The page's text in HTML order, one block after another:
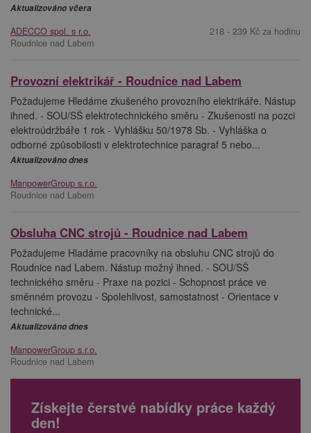
Aktualizováno včera
ADECCO spol. s r.o.
Roudnice nad Labem
218 - 239 Kč za hodinu
Provozní elektrikář - Roudnice nad Labem
Požadujeme Hledáme zkušeného provozního elektrikáře. Nástup
ihned. - SOU/SŠ elektrotechnického směru - Zkušenosti na pozci
elektroúdržbáře 1 rok - Vyhlášku 50/1978 Sb. - Vyhláška o
odborné způsobilosti v elektrotechnice paragraf 5 nebo...
Aktualizováno dnes
ManpowerGroup s.r.o.
Roudnice nad Labem
Obsluha CNC strojů - Roudnice nad Labem
Požadujeme Hladáme pracovníky na obsluhu CNC strojů do
Roudnice nad Labem. Nástup možný ihned. - SOU/SŠ
technického směru - Praxe na pozici - Schopnost práce ve
směnném provozu - Spolehlivost, samostatnost - Orientace v
technické...
Aktualizováno dnes
ManpowerGroup s.r.o.
Roudnice nad Labem
Získejte čerstvé nabídky práce každý
den!